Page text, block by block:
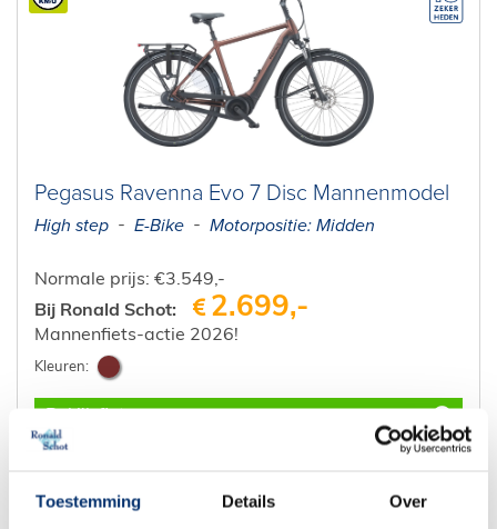
Toestemming Details Over
Pegasus Ravenna Evo 7 Disc Mannenmodel
High step E-Bike Motorpositie: Midden
Normale prijs: €3.549,-
Bij Ronald Schot:
2.699,-
Mannenfiets-actie 2026!